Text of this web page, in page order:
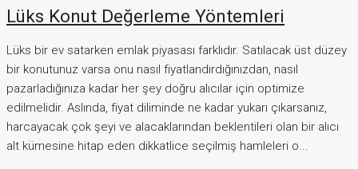
Lüks Konut Değerleme Yöntemleri
Lüks bir ev satarken emlak piyasası farklıdır. Satılacak üst düzey
bir konutunuz varsa onu nasıl fiyatlandırdığınızdan, nasıl
pazarladığınıza kadar her şey doğru alıcılar için optimize
edilmelidir. Aslında, fiyat diliminde ne kadar yukarı çıkarsanız,
harcayacak çok şeyi ve alacaklarından beklentileri olan bir alıcı
alt kümesine hitap eden dikkatlice seçilmiş hamleleri o...